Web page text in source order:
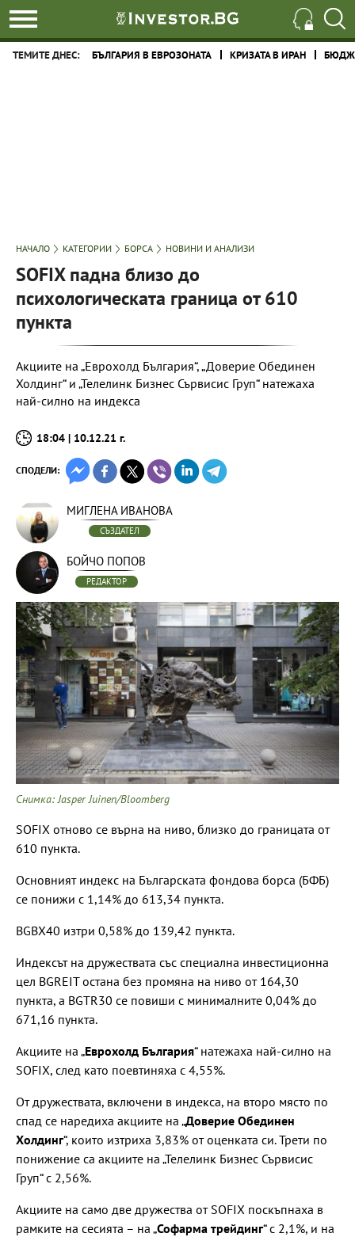
ТЕМИТЕ ДНЕС: БЪЛГАРИЯ В ЕВРОЗОНАТА КРИЗАТА В ИРАН
НАЧАЛО КАТЕГОРИИ БОРСА НОВИНИ И АНАЛИЗИ
SOFIX падна близо до
психологическата граница от 610
пункта
Акциите на „Еврохолд България“, „Доверие Обединен
Холдинг“ и „Телелинк Бизнес Сървисис Груп“ натежаха
най-силно на индекса
18:04 | 10.12.21 г.
СПОДЕЛИ:
МИГЛЕНА ИВАНОВА
СЪЗДАТЕЛ
БОЙЧО ПОПОВ
РЕДАКТОР
Снимка: Jasper Juinen/Bloomberg
SOFIX отново се върна на ниво, близко до границата от
610 пункта.
Основният индекс на Българската фондова борса (БФБ)
се понижи с 1,14% до 613,34 пункта.
BGBX40 изтри 0,58% до 139,42 пункта.
Индексът на дружествата със специална инвестиционна
цел BGREIT остана без промяна на ниво от 164,30
пункта, а BGTR30 се повиши с минималните 0,04% до
671,16 пункта.
Акциите на „Еврохолд България“ натежаха най-силно на
SOFIX, след като поевтиняха с 4,55%.
От дружествата, включени в индекса, на второ място по
спад се наредиха акциите на „Доверие Обединен
Холдинг“, които изтриха 3,83% от оценката си. Трети по
понижение са акциите на „Телелинк Бизнес Сървисис
Груп“ с 2,56%.
Акциите на само две дружества от SOFIX поскъпнаха в
рамките на сесията – на „Софарма трейдинг“ с 2,1%, и на